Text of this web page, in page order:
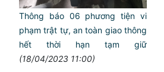
Thông báo 06 phương tiện vi
phạm trật tự, an toàn giao thông
hết thời hạn tạm giữ
(18/04/2023 11:00)